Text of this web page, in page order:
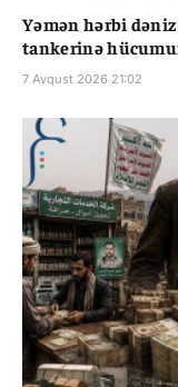
Yəmən hərbi
tankerinə
7 Avqust 2026 21:02